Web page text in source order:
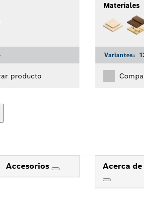
producto
Materiales
Variantes:
Accesorios Acerca de